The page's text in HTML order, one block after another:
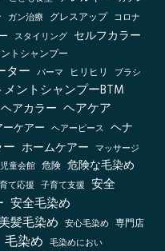
ガン治療 グレスアップ コロナ
スタイリング セルフカラー
トシャンプー
ター パーマ ヒリヒリ ブラシ
ントシャンプーBTM
ヘアカラー ヘアケア
ーケアー ヘアーピース ヘナ
ホームケアー マッサージ
児童会館 危険 危険な毛染め
て応援 子育て支援 安全
安全毛染め
髪毛染め 安心毛染め 専門店
毛染め 毛染めにおい